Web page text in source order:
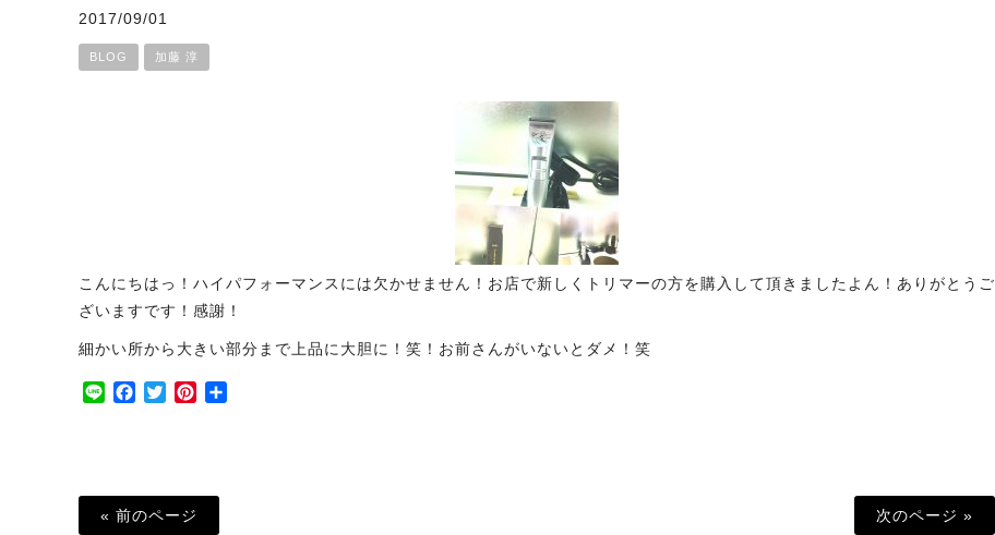
2017/09/01
BLOG 加藤 淳
こんにちはっ！ハイパフォーマンスには欠かせません！お店で新しくトリマーの方を購入して頂きましたよん！ありがとうご
ざいますです！感謝！
細かい所から大きい部分まで上品に大胆に！笑！お前さんがいないとダメ！笑
Line Facebook
TwitterPinterest
« 前のページ 次のページ »